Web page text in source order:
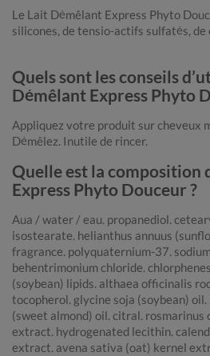
Le Lait Démêlant Express Phyto
silicones, de tensio-actifs sulfatés, de
Quels sont les conseils
Démêlant Express Phyto
Appliquez votre produit sur cheveux
Démêlez. Inutile de rincer.
Quelle est la composition
Express Phyto Douceur ?
Aua / water / eau. propanediol.
isostearate. helianthus annuus
fragrance. polyquaternium-37.
behentrimonium chloride.
(soybean) lipids. althaea officinalis
tocopherol. glycine soja (soybean)
(sweet almond) oil. citral.
extract. hydrogenated lecithin.
extract. avena sativa (oat) kernel